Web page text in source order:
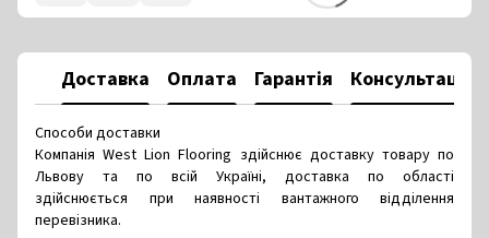
Доставка Оплата Гарантія Консультація
Способи доставки
Компанія West Lion Flooring здійснює доставку товару по
Львову та по всій Україні, доставка по області
здійснюється при наявності вантажного відділення
перевізника.